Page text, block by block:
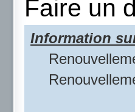
Faire un
Information